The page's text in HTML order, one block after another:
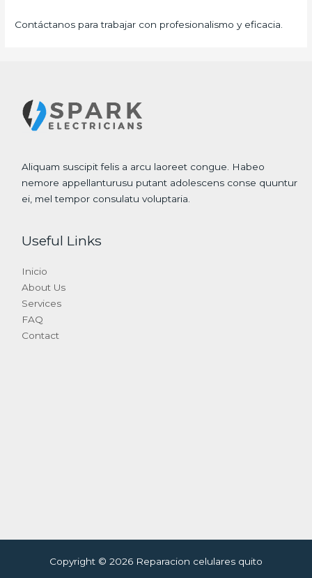
Contáctanos para trabajar con profesionalismo y eficacia.
Aliquam suscipit felis a arcu laoreet congue. Habeo
nemore appellanturusu putant adolescens conse quuntur
ei, mel tempor consulatu voluptaria.
Useful Links
Inicio
About Us
Services
FAQ
Contact
Copyright © 2026 Reparacion celulares quito